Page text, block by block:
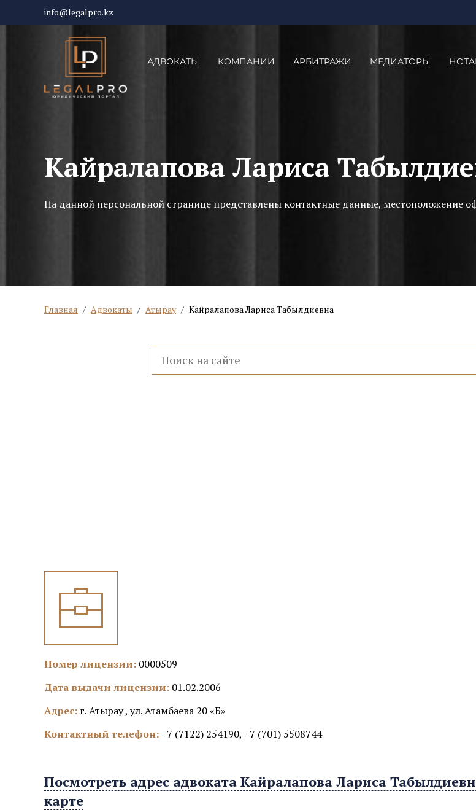
info@legalpro.kz
АДВОКАТЫ КОМПАНИИ АРБИТРАЖИ МЕДИАТОРЫ
Кайралапова Лариса
На данной персональной странице представлены контактные данные, местоположение
Главная / Адвокаты / Атырау / Кайралапова Лариса Табылдиевна
Номер лицензии: 0000509
Дата выдачи лицензии: 01.02.2006
Адрес: г. Атырау , ул. Атамбаева 20 «Б»
Контактный телефон: +7 (7122) 254190, +7 (701) 5508744
Посмотреть адрес адвоката Кайралапова Лариса
карте